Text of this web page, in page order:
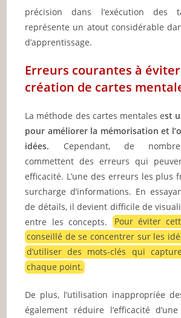
précision dans l’exécution des
représente un atout considérable
d’apprentissage.
Erreurs courantes à
création de cartes
La méthode des cartes mentales est
pour améliorer la mémorisation et
idées. Cependant, de
commettent des erreurs qui
efficacité. L’une des erreurs les plus
surcharge d’informations. En
de détails, il devient difficile de
entre les concepts.
Pour éviter
conseillé de se concentrer sur les
d’utiliser des mots-clés qui
chaque point.
De plus, l’utilisation inappropriée
également réduire l’efficacité